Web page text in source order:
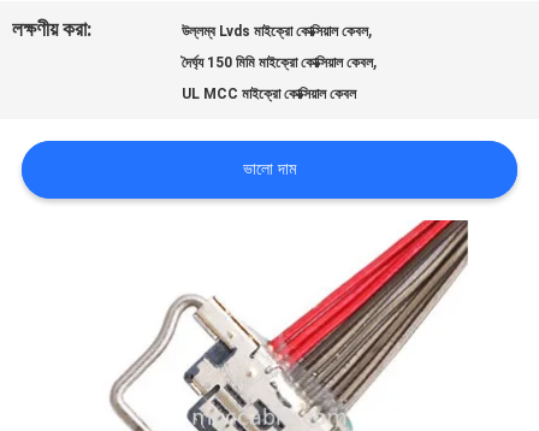
যোগাযোগ
মামলা
লক্ষণীয় করা: উল্লম্ব Lvds মাইক্রো কোক্সিয়াল কেবল,
দৈর্ঘ্য 150 মিমি মাইক্রো কোক্সিয়াল কেবল,
UL MCC মাইক্রো কোক্সিয়াল কেবল
ভালো দাম